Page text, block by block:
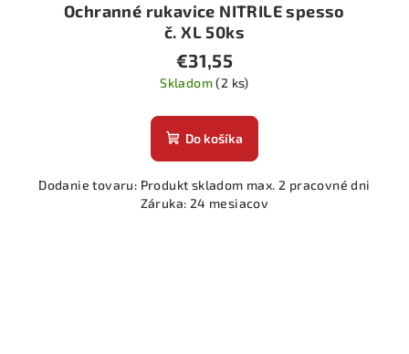
Ochranné rukavice NITRILE spesso
č. XL 50ks
€31,55
Skladom(2 ks)
Do košíka
Dodanie tovaru: Produkt skladom max. 2 pracovné dni
Záruka: 24 mesiacov